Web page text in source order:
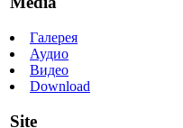
Галерея
Аудио
Видео
Download
Site